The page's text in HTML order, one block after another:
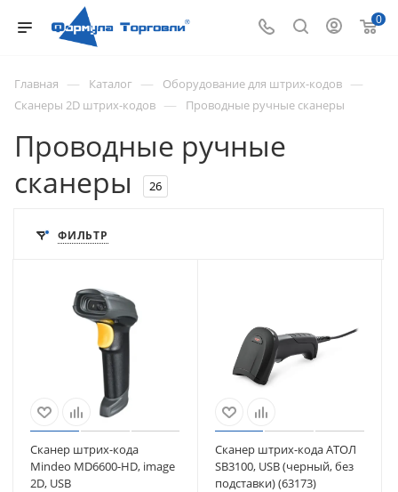
0
Главная — Каталог — Оборудование для штрих-кодов —
Сканеры 2D штрих-кодов — Проводные ручные сканеры
Проводные ручные
сканеры
26
ФИЛЬТР
Сканер штрих-кода
Mindeo MD6600-HD, image
2D, USB
Сканер штрих-кода АТОЛ
SB3100, USB (черный, без
подставки) (63173)